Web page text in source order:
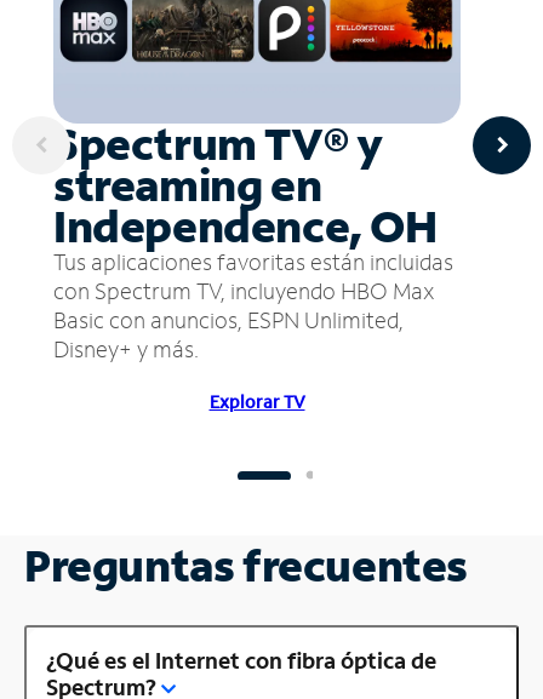
Spectrum TV® y
streaming en
Independence, OH
Tus aplicaciones favoritas están incluidas
con Spectrum TV, incluyendo HBO Max
Basic con anuncios, ESPN Unlimited,
Disney+ y más.
Explorar TV
Preguntas frecuentes
¿Qué es el Internet con fibra óptica de
Spectrum?